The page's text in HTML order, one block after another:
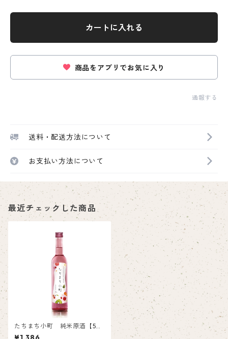
カートに入れる
商品をアプリでお気に入り
通報する
送料・配送方法について
お支払い方法について
最近チェックした商品
たちまち小町 純米原酒【50
0ml】